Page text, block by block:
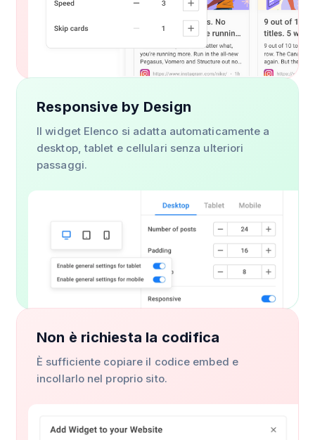
Responsive by Design
Il widget Elenco si adatta automaticamente a
desktop, tablet e cellulari senza ulteriori
passaggi.
Non è richiesta la codifica
È sufficiente copiare il codice embed e
incollarlo nel proprio sito.